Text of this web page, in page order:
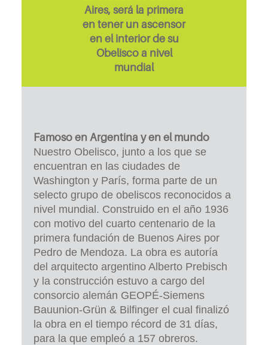
Aires, será la primera
en tener un ascensor
en el interior de su
Obelisco a nivel
mundial
Famoso en Argentina y en el mundo
Nuestro Obelisco, junto a los que se
encuentran en las ciudades de
Washington y París, forma parte de un
selecto grupo de obeliscos reconocidos a
nivel mundial. Construido en el año 1936
con motivo del cuarto centenario de la
primera fundación de Buenos Aires por
Pedro de Mendoza. La obra es autoría
del arquitecto argentino Alberto Prebisch
y la construcción estuvo a cargo del
consorcio alemán GEOPÉ-Siemens
Bauunion-Grün & Bilfinger el cual finalizó
la obra en el tiempo récord de 31 días,
para la que empleó a 157 obreros.